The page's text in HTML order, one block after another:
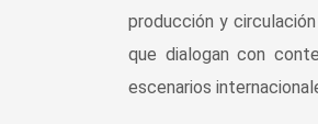
producción y
que dialogan con
escenarios